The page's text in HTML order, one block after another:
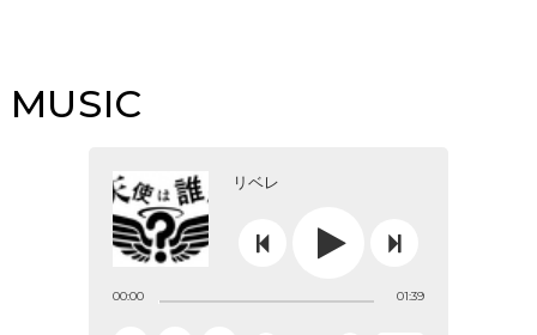
MUSIC
リベレ
 

00:00 01:39